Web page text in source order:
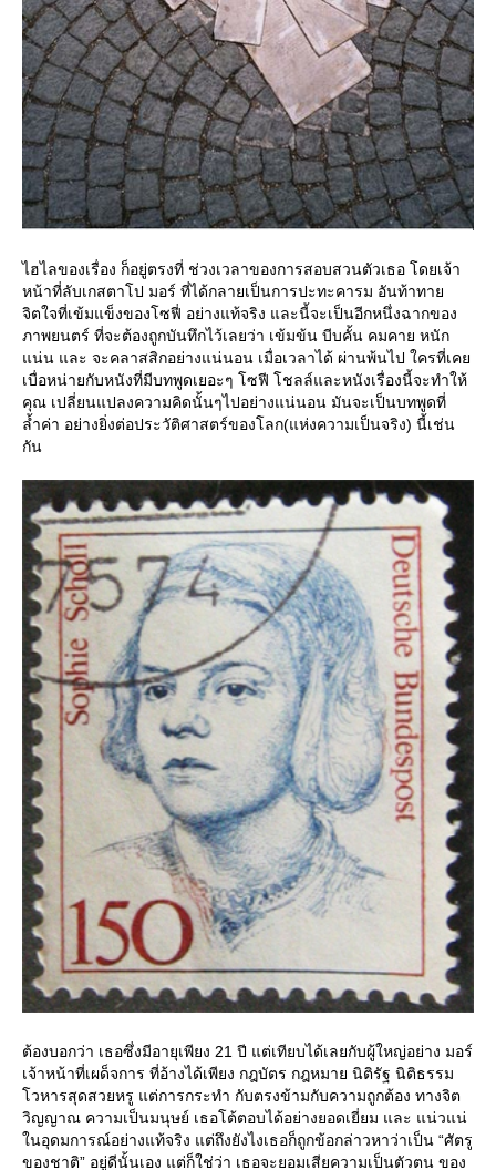
ไฮไลของเรื่อง ก็อยู่ตรงที่ ช่วงเวลาของการสอบสวนตัวเธอ โดยเจ้า
หน้าที่ลับเกสตาโป มอร์ ที่ได้กลายเป็นการปะทะคารม อันท้าทา
จิตใจที่เข้มแข็งของโซฟี่ อย่างแท้จริง และนี้จะเป็นอีกหนึ่งฉากของ
ภาพยนตร์ ที่จะต้องถูกบันทึกไว้เลยว่า เข้มข้น บีบคั้น คมคาย หนัก
น่น และ จะคลาสสิกอย่างแน่นอน เมื่อเวลาได้ ผ่านพ้นไป ใครที่เค
เบื่อหน่ายกับหนังที่มีบทพูดเยอะๆ โซฟี โชลล์และหนังเรื่องนี้จะทำให้
คุณ เปลี่ยนแปลงความคิดนั้นๆไปอย่างแน่นอน มันจะเป็นบทพูดที่
ล้ำค่า อย่างยิ่งต่อประวัติศาสตร์ของโลก(แห่งความเป็นจริง) นี้เช่น
กัน
ต้องบอกว่า เธอซึ่งมีอายุเพียง 21 ปี แต่เทียบได้เลยกับผู้ใหญ่อย่าง มอร์
เจ้าหน้าที่เผด็จการ ที่อ้างได้เพียง กฎบัตร กฎหมาย นิติรัฐ นิติธรรม
วหารสุดสวยหรู แต่การกระทำ กับตรงข้ามกับความถูกต้อง ทางจิต
วิญญาณ ความเป็นมนุษย์ เธอโต้ตอบได้อย่างยอดเยี่ยม และ แน่วแน่
นอุดมการณ์อย่างแท้จริง แต่ถึงยังไงเธอก็ถูกข้อกล่าวหาว่าเป็น “ศัตรู
ของชาติ” อยู่ดีนั้นเอง แต่ก็ใช่ว่า เธอจะยอมเสียความเป็นตัวตน ของ